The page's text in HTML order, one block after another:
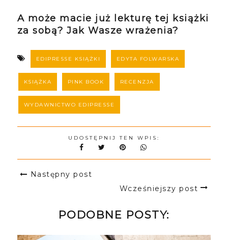
A może macie już lekturę tej książki
za sobą? Jak Wasze wrażenia?
EDIPRESSE KSIĄŻKI EDYTA FOLWARSKA
KSIĄŻKA PINK BOOK RECENZJA
WYDAWNICTWO EDIPRESSE
UDOSTĘPNIJ TEN WPIS:
Następny post
Wcześniejszy post
PODOBNE POSTY: